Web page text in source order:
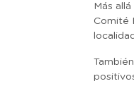
Más
Comité